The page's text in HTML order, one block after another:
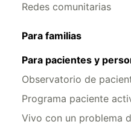
Redes comunitarias
Para familias
Para pacientes y
Observatorio de
Programa paciente
Vivo con un problema